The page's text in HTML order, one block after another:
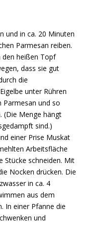
und in ca. 20 Minuten
Parmesan reiben.
den heißen Topf
dass sie gut
die
unter Rühren
Parmesan und so
(Die Menge hängt
sind.)
einer Prise Muskat
Arbeitsfläche
Stücke schneiden. Mit
Nocken drücken. Die
in ca. 4
aus dem
In einer Pfanne die
und